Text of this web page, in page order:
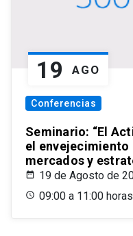
19 AGO
Conferencias
Seminario: “El
el
mercados y
19 de Agosto de
09:00 a 11:00 horas